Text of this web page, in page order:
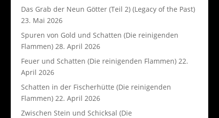
Das Grab der Neun Götter (Teil 2) (Legacy of the Past)
23. Mai 2026
Spuren von Gold und Schatten (Die reinigenden
Flammen) 28. April 2026
Feuer und Schatten (Die reinigenden Flammen) 22.
April 2026
Schatten in der Fischerhütte (Die reinigenden
Flammen) 22. April 2026
Zwischen Stein und Schicksal (Die